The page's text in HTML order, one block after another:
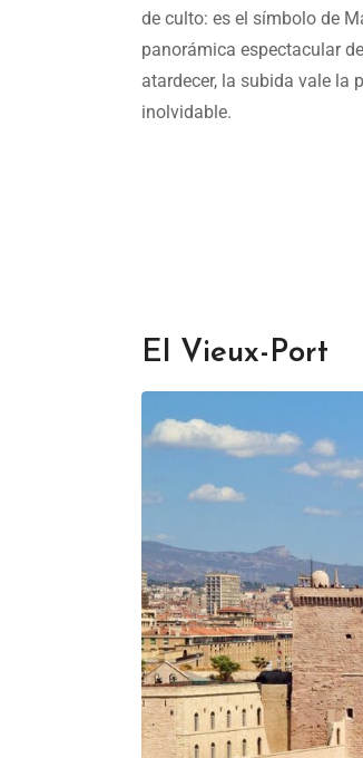
de culto: es el símbolo de
panorámica espectacular
atardecer, la subida vale la
inolvidable.
El Vieux-Port